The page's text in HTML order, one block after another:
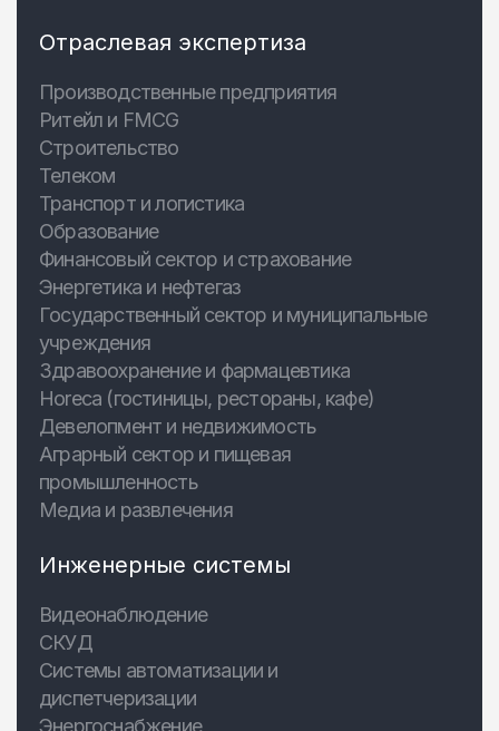
Отраслевая экспертиза
Производственные предприятия
Ритейл и FMCG
Строительство
Телеком
Транспорт и логистика
Образование
Финансовый сектор и страхование
Энергетика и нефтегаз
Государственный сектор и муниципальные
учреждения
Здравоохранение и фармацевтика
Horeca (гостиницы, рестораны, кафе)
Девелопмент и недвижимость
Аграрный сектор и пищевая
промышленность
Медиа и развлечения
Инженерные системы
Видеонаблюдение
СКУД
Системы автоматизации и
диспетчеризации
Энергоснабжение